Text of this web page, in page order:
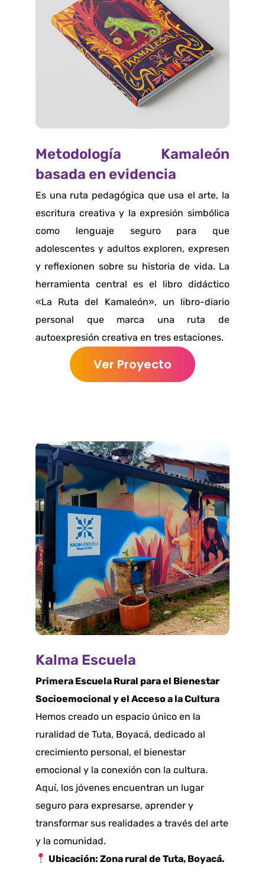
Metodología Kamaleón
basada en evidencia
Es una ruta pedagógica que usa el arte, la
escritura creativa y la expresión simbólica
como lenguaje seguro para que
adolescentes y adultos exploren, expresen
y reflexionen sobre su historia de vida. La
herramienta central es el libro didáctico
«La Ruta del Kamaleón», un libro-diario
personal que marca una ruta de
autoexpresión creativa en tres estaciones.
Ver Proyecto
Kalma Escuela
Primera Escuela Rural para el Bienestar
Socioemocional y el Acceso a la Cultura
Hemos creado un espacio único en la
ruralidad de Tuta, Boyacá, dedicado al
crecimiento personal, el bienestar
emocional y la conexión con la cultura.
Aquí, los jóvenes encuentran un lugar
seguro para expresarse, aprender y
transformar sus realidades a través del arte
y la comunidad.
Ubicación: Zona rural de Tuta, Boyacá.